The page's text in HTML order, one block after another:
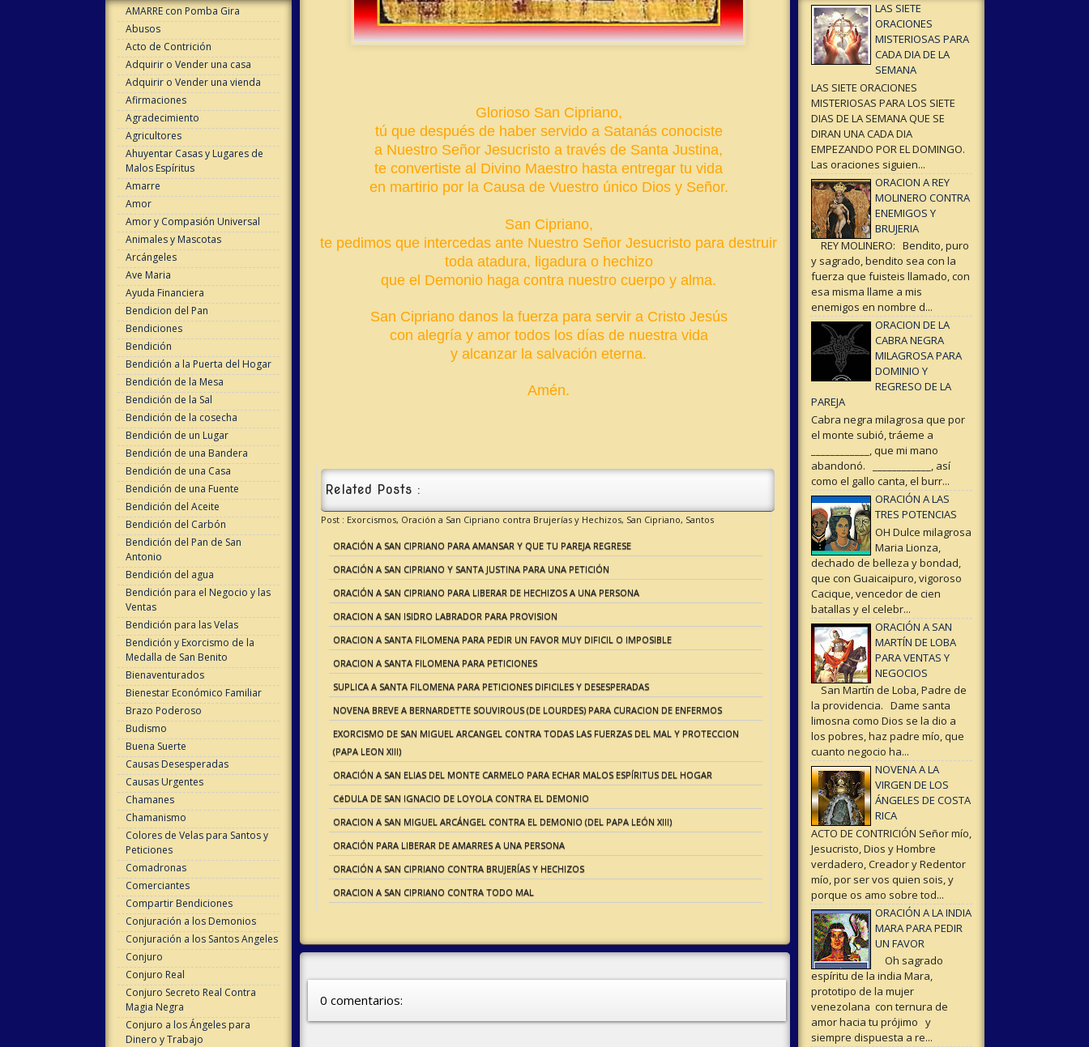
AMARRE con Pomba Gira
Abusos
Acto de Contrición
Adquirir o Vender una casa
Adquirir o Vender una vienda
Afirmaciones
Agradecimiento
Agricultores
Ahuyentar Casas y Lugares de
Malos Espíritus
Amarre
Amor
Amor y Compasión Universal
Animales y Mascotas
Arcángeles
Ave Maria
Ayuda Financiera
Bendicion del Pan
Bendiciones
Bendición
Bendición a la Puerta del Hogar
Bendición de la Mesa
Bendición de la Sal
Bendición de la cosecha
Bendición de un Lugar
Bendición de una Bandera
Bendición de una Casa
Bendición de una Fuente
Bendición del Aceite
Bendición del Carbón
Bendición del Pan de San
Antonio
Bendición del agua
Bendición para el Negocio y las
Ventas
Bendición para las Velas
Bendición y Exorcismo de la
Medalla de San Benito
Bienaventurados
Bienestar Económico Familiar
Brazo Poderoso
Budismo
Buena Suerte
Causas Desesperadas
Causas Urgentes
Chamanes
Chamanismo
Colores de Velas para Santos y
Peticiones
Comadronas
Comerciantes
Compartir Bendiciones
Conjuración a los Demonios
Conjuración a los Santos Angeles
Conjuro
Conjuro Real
Conjuro Secreto Real Contra
Magia Negra
Conjuro a los Ángeles para
Dinero y Trabajo
Glorioso San Cipriano,
tú que después de haber servido a Satanás conociste
a Nuestro Señor Jesucristo a través de Santa Justina,
te convertiste al Divino Maestro hasta entregar tu vida
en martirio por la Causa de Vuestro único Dios y Señor.
San Cipriano,
te pedimos que intercedas ante Nuestro Señor Jesucristo para destruir
toda atadura, ligadura o hechizo
que el Demonio haga contra nuestro cuerpo y alma.
San Cipriano danos la fuerza para servir a Cristo Jesús
con alegría y amor todos los días de nuestra vida
y alcanzar la salvación eterna.
Amén.
Related Posts :
Post : Exorcismos, Oración a San Cipriano contra Brujerías y Hechizos, San Cipriano, Santos
ORACIÓN A SAN CIPRIANO PARA AMANSAR Y QUE TU PAREJA REGRESE
ORACIÓN A SAN CIPRIANO Y SANTA JUSTINA PARA UNA PETICIÓN
ORACIÓN A SAN CIPRIANO PARA LIBERAR DE HECHIZOS A UNA PERSONA
ORACION A SAN ISIDRO LABRADOR PARA PROVISION
ORACION A SANTA FILOMENA PARA PEDIR UN FAVOR MUY DIFICIL O IMPOSIBLE
ORACION A SANTA FILOMENA PARA PETICIONES
SUPLICA A SANTA FILOMENA PARA PETICIONES DIFICILES Y DESESPERADAS
NOVENA BREVE A BERNARDETTE SOUVIROUS (DE LOURDES) PARA CURACION DE ENFERMOS
EXORCISMO DE SAN MIGUEL ARCANGEL CONTRA TODAS LAS FUERZAS DEL MAL Y PROTECCION
(PAPA LEON XIII)
ORACIÓN A SAN ELIAS DEL MONTE CARMELO PARA ECHAR MALOS ESPÍRITUS DEL HOGAR
CéDULA DE SAN IGNACIO DE LOYOLA CONTRA EL DEMONIO
ORACION A SAN MIGUEL ARCÁNGEL CONTRA EL DEMONIO (DEL PAPA LEÓN XIII)
ORACIÓN PARA LIBERAR DE AMARRES A UNA PERSONA
ORACIÓN A SAN CIPRIANO CONTRA BRUJERÍAS Y HECHIZOS
ORACION A SAN CIPRIANO CONTRA TODO MAL
0 comentarios:
LAS SIETE
ORACIONES
MISTERIOSAS PARA
CADA DIA DE LA
SEMANA
LAS SIETE ORACIONES
MISTERIOSAS PARA LOS SIETE
DIAS DE LA SEMANA QUE SE
DIRAN UNA CADA DIA
EMPEZANDO POR EL DOMINGO.
Las oraciones siguien...
ORACION A REY
MOLINERO CONTRA
ENEMIGOS Y
BRUJERIA
REY MOLINERO: Bendito, puro
y sagrado, bendito sea con la
fuerza que fuisteis llamado, con
esa misma llame a mis
enemigos en nombre d...
ORACION DE LA
CABRA NEGRA
MILAGROSA PARA
DOMINIO Y
REGRESO DE LA
PAREJA
Cabra negra milagrosa que por
el monte subió, tráeme a
____________, que mi mano
abandonó. ____________, así
como el gallo canta, el burr...
ORACIÓN A LAS
TRES POTENCIAS
OH Dulce milagrosa
Maria Lionza,
dechado de belleza y bondad,
que con Guaicaipuro, vigoroso
Cacique, vencedor de cien
batallas y el celebr...
ORACIÓN A SAN
MARTÍN DE LOBA
PARA VENTAS Y
NEGOCIOS
San Martín de Loba, Padre de
la providencia. Dame santa
limosna como Dios se la dio a
los pobres, haz padre mío, que
cuanto negocio ha...
NOVENA A LA
VIRGEN DE LOS
ÁNGELES DE COSTA
RICA
ACTO DE CONTRICIÓN Señor mío,
Jesucristo, Dios y Hombre
verdadero, Creador y Redentor
mío, por ser vos quien sois, y
porque os amo sobre tod...
ORACIÓN A LA INDIA
MARA PARA PEDIR
UN FAVOR
Oh sagrado
espíritu de la india Mara,
prototipo de la mujer
venezolana con ternura de
amor hacia tu prójimo y
siempre dispuesta a re...